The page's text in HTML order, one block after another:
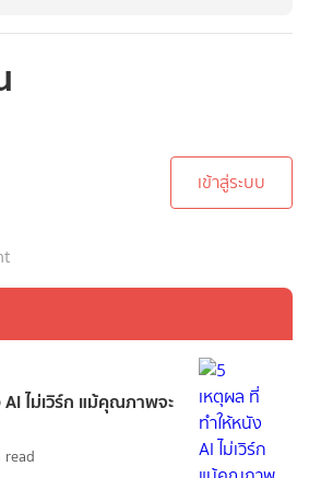
เข้าสู่ระบบ
ไม่เวิร์ก แม้คุณภาพจะ
read